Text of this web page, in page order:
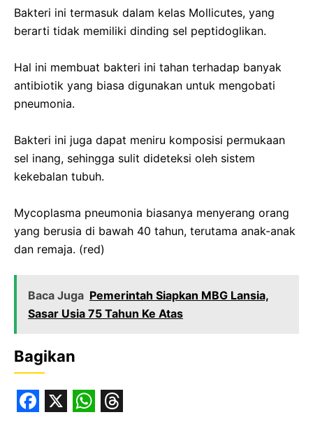
Bakteri ini termasuk dalam kelas Mollicutes, yang
berarti tidak memiliki dinding sel peptidoglikan.
Hal ini membuat bakteri ini tahan terhadap banyak
antibiotik yang biasa digunakan untuk mengobati
pneumonia.
Bakteri ini juga dapat meniru komposisi permukaan
sel inang, sehingga sulit dideteksi oleh sistem
kekebalan tubuh.
Mycoplasma pneumonia biasanya menyerang orang
yang berusia di bawah 40 tahun, terutama anak-anak
dan remaja. (red)
Baca Juga Pemerintah Siapkan MBG Lansia,
Sasar Usia 75 Tahun Ke Atas
Bagikan